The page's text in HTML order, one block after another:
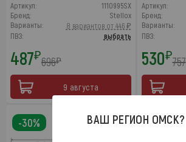
Артикул:
1110995SX
Бренд:
Stellox
Варианты:
8 вариантов от 446 ₽
ПВЗ:
выбрать
487₽696₽
9 августа
Артикул:
Бренд:
Варианты:
ПВЗ:
530₽757
-30% -30%
ВАШ РЕГИОН ОМСК?